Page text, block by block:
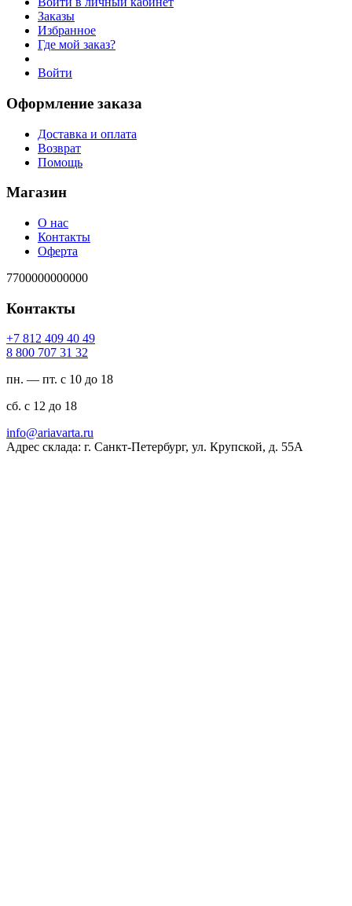
Заказы
Избранное
Где мой заказ?
Войти
Оформление заказа
Доставка и оплата
Возврат
Помощь
Магазин
О нас
Контакты
Оферта
7700000000000
Контакты
94 04 904 218 7+
23 13 707 008 8
пн. — пт. с 10 до 18
сб. с 12 до 18
ur.atravaira@ofni
Адрес склада: г. Санкт-Петербург, ул. Крупской, д. 55А